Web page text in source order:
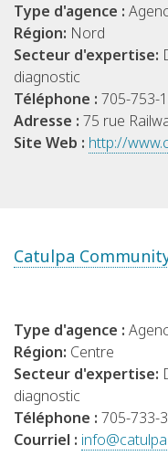
Type d'agence :
Région: Nord
Secteur d'expertise:
diagnostic
Téléphone : 705-753-
Adresse : 75 rue
Site Web : http://
Catulpa
Type d'agence :
Région: Centre
Secteur d'expertise:
diagnostic
Téléphone : 705-733-
Courriel :